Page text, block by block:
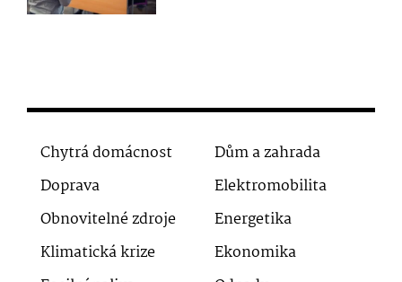
Chytrá domácnost
Dům a zahrada
Doprava
Elektromobilita
Obnovitelné zdroje
Energetika
Klimatická krize
Ekonomika